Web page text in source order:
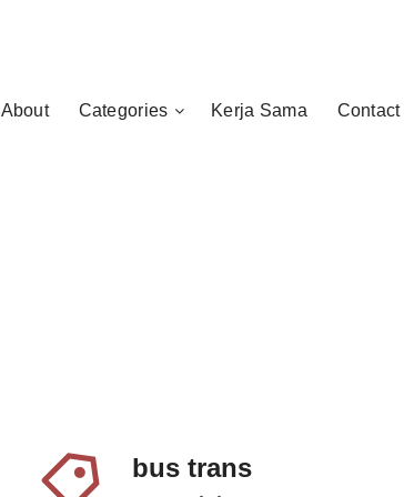
About Categories Kerja Sama Contact
bus trans